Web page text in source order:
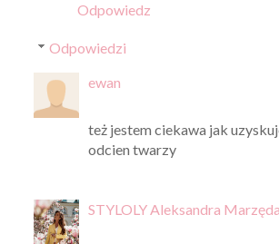
Odpowiedz
Odpowiedzi
ewan
też jestem ciekawa jak
odcien twarzy
STYLOLY Aleksandra Marzęda